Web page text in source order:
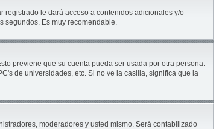
registrado le dará acceso a contenidos adicionales y/o
segundos. Es muy recomendable.
previene que su cuenta pueda ser usada por otra persona.
de universidades, etc. Si no ve la casilla, significa que la
moderadores y usted mismo. Será contabilizado